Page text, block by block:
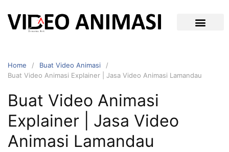
Home
Buat Video Animasi
Buat Video Animasi Explainer | Jasa Video Animasi Lamandau
Buat Video Animasi
Explainer | Jasa Video
Animasi Lamandau